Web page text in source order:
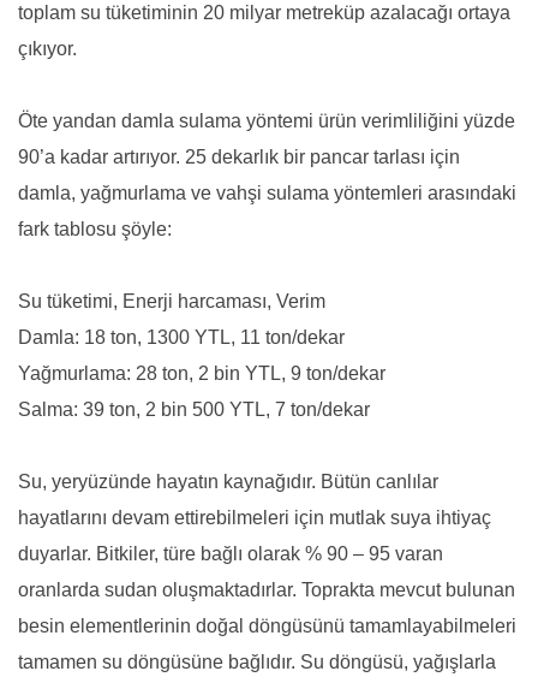
toplam su tüketiminin 20 milyar metreküp azalacağı ortaya
çıkıyor.
Öte yandan damla sulama yöntemi ürün verimliliğini yüzde
90’a kadar artırıyor. 25 dekarlık bir pancar tarlası için
damla, yağmurlama ve vahşi sulama yöntemleri arasındaki
fark tablosu şöyle:
Su tüketimi, Enerji harcaması, Verim
Damla: 18 ton, 1300 YTL, 11 ton/dekar
Yağmurlama: 28 ton, 2 bin YTL, 9 ton/dekar
Salma: 39 ton, 2 bin 500 YTL, 7 ton/dekar
Su, yeryüzünde hayatın kaynağıdır. Bütün canlılar
hayatlarını devam ettirebilmeleri için mutlak suya ihtiyaç
duyarlar. Bitkiler, türe bağlı olarak % 90 – 95 varan
oranlarda sudan oluşmaktadırlar. Toprakta mevcut bulunan
besin elementlerinin doğal döngüsünü tamamlayabilmeleri
tamamen su döngüsüne bağlıdır. Su döngüsü, yağışlarla